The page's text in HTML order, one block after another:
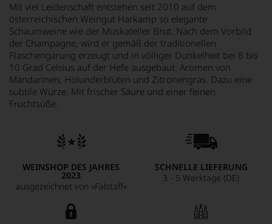
Mit viel Leidenschaft entstehen seit 2010 auf dem
österreichischen Weingut Harkamp so elegante
Schaumweine wie der Muskateller Brut. Nach dem Vorbild
der Champagne, wird er gemäß der traditionellen
Flaschengärung erzeugt und in völliger Dunkelheit bei 8 bis
10 Grad Celsius auf der Hefe ausgebaut. Aromen von
Mandarinen, Holunderblüten und Zitronengras. Dazu eine
subtile Würze. Mit frischer Säure und einer feinen
Fruchtsüße.
WEINSHOP DES JAHRES
2023
ausgezeichnet von »Falstaff«
SCHNELLE LIEFERUNG
3 - 5 Werktage (DE)